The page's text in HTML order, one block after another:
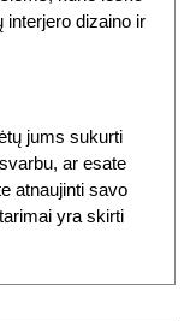
interjero dizaino ir
jums sukurti
ar esate
atnaujinti savo
yra skirti